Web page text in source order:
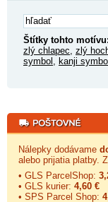
Štítky tohto motívu:
zlý chlapec zlý
symbol
kanji symbol
Nálepky dodávame
alebo prijatia platby.
• GLS ParcelShop:
• GLS kurier: 4,60 €
• SPS Parcel Shop: